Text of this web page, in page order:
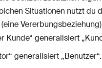
Situationen nutzt du
(eine
Kunde“ generalisiert
generalisiert „Benutzer“.